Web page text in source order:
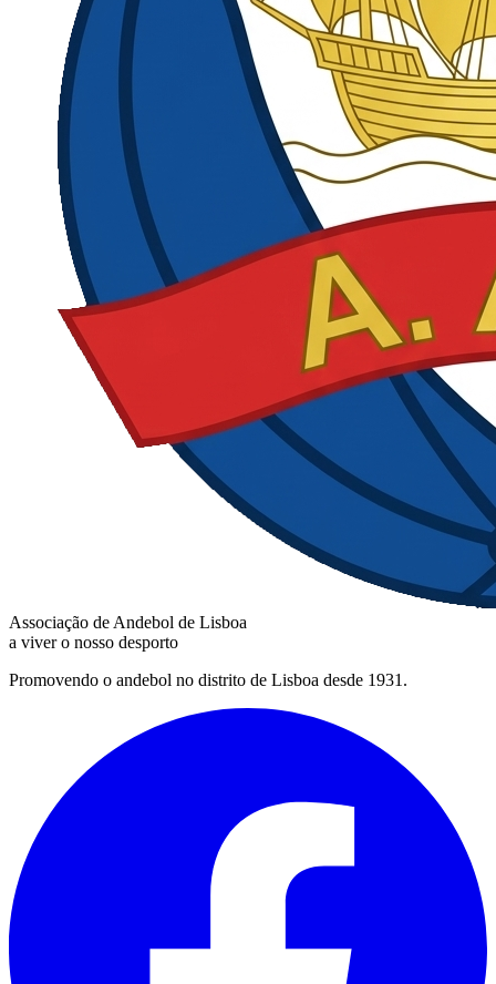
Associação de Andebol de Lisboa
a viver o nosso desporto
Promovendo o andebol no distrito de Lisboa desde 1931.